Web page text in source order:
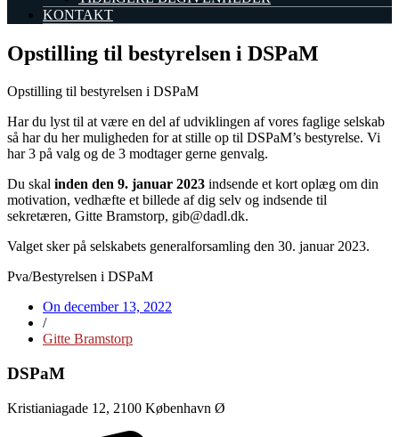
KONTAKT
Opstilling til bestyrelsen i DSPaM
Opstilling til bestyrelsen i DSPaM
Har du lyst til at være en del af udviklingen af vores faglige selskab
så har du her muligheden for at stille op til DSPaM’s bestyrelse. Vi
har 3 på valg og de 3 modtager gerne genvalg.
Du skal inden den 9. januar 2023 indsende et kort oplæg om din
motivation, vedhæfte et billede af dig selv og indsende til
sekretæren, Gitte Bramstorp, gib@dadl.dk.
Valget sker på selskabets generalforsamling den 30. januar 2023.
Pva/Bestyrelsen i DSPaM
On december 13, 2022
/
Gitte Bramstorp
DSPaM
Kristianiagade 12, 2100 København Ø